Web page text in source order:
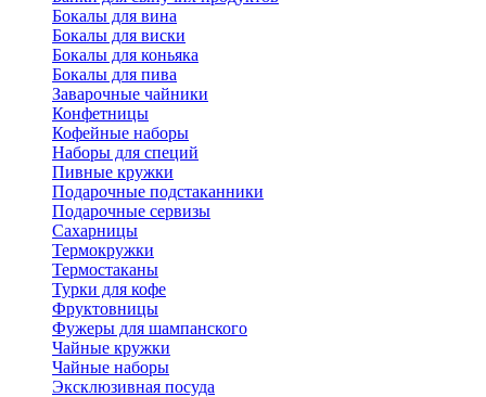
Бокалы для вина
Бокалы для виски
Бокалы для коньяка
Бокалы для пива
Заварочные чайники
Конфетницы
Кофейные наборы
Наборы для специй
Пивные кружки
Подарочные подстаканники
Подарочные сервизы
Сахарницы
Термокружки
Термостаканы
Турки для кофе
Фруктовницы
Фужеры для шампанского
Чайные кружки
Чайные наборы
Эксклюзивная посуда